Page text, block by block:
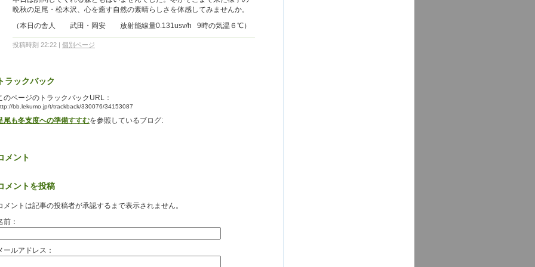
晩秋の足尾・松木沢、心を癒す自然の素晴らしさを体感してみませんか。
（本日の舎人 武田・岡安 放射能線量0.131usv/h 9時の気温６℃）
投稿時刻 22:22 | 個別ページ
ラックバック
のページのトラックバックURL：
bb.lekumo.jp/t/trackback/330076/34153087
尾も冬支度への準備すすむを参照しているブログ:
メント
メントを投稿
メントは記事の投稿者が承認するまで表示されません。
前：
ールアドレス：